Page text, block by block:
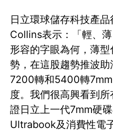
日立環球儲存科技產
Collins表示：「輕、
形容的字眼為何，薄
勢，在這股趨勢推波
7200轉和5400轉
度。我們很高興看到
證日立上一代7mm硬碟
Ultrabook及消費性電